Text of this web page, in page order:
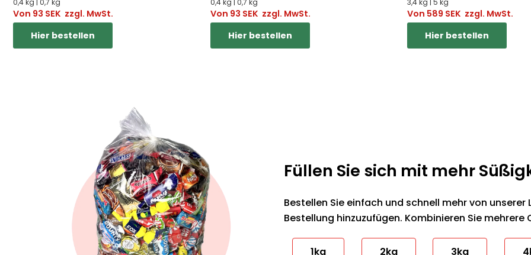
0,4 kg | 0,7 kg
Von 93 SEK zzgl. MwSt.
Hier bestellen
0,4 kg | 0,7 kg
Von 93 SEK zzgl. MwSt.
Hier bestellen
3,4 kg | 5 kg
Von 589 SEK zzgl. MwSt.
Hier bestellen
Füllen Sie sich mit mehr
Bestellen Sie einfach und schnell mehr von
Bestellung hinzuzufügen. Kombinieren Sie
1kg 2kg 3kg